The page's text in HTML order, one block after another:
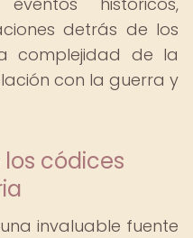
detrás de los
complejidad de la
con la guerra y
códices
invaluable fuente